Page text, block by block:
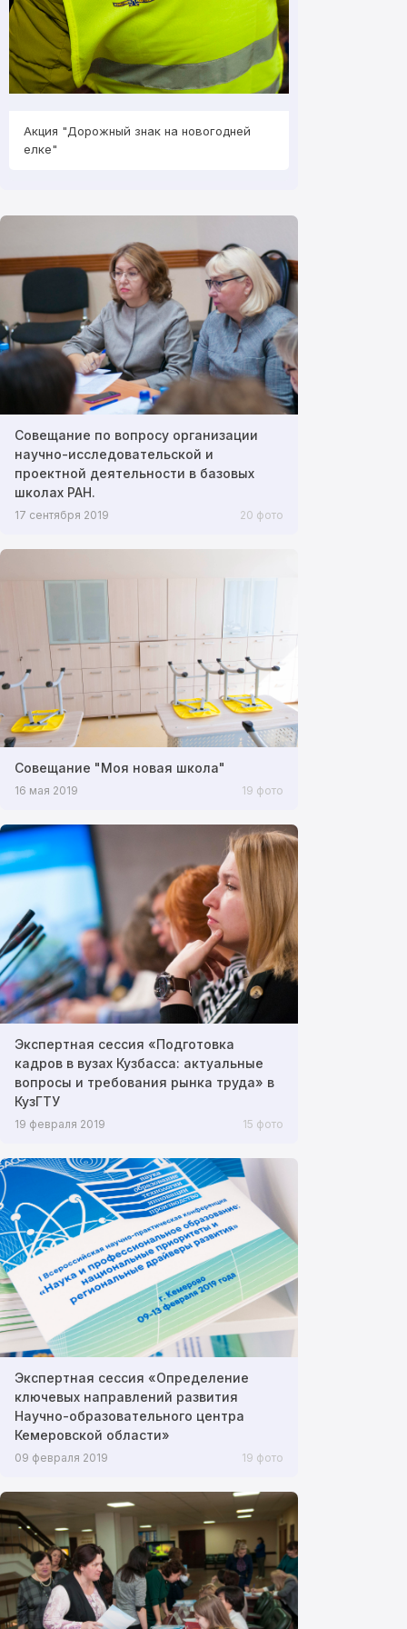
Акция "Дорожный знак на новогодней
елке"
Совещание по вопросу организации
научно-исследовательской и
проектной деятельности в базовых
школах РАН.
17 сентября 2019 20 фото
Совещание "Моя новая школа"
16 мая 2019 19 фото
Экспертная сессия «Подготовка
кадров в вузах Кузбасса: актуальные
вопросы и требования рынка труда» в
КузГТУ
19 февраля 2019 15 фото
Экспертная сессия «Определение
ключевых направлений развития
Научно-образовательного центра
Кемеровской области»
09 февраля 2019 19 фото